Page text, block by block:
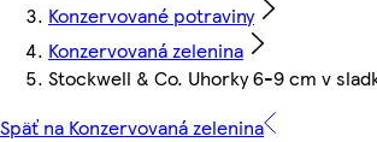
Konzervované potraviny
Konzervovaná zelenina
Stockwell & Co. Uhorky 6-9 cm v
Späť na Konzervovaná zelenina